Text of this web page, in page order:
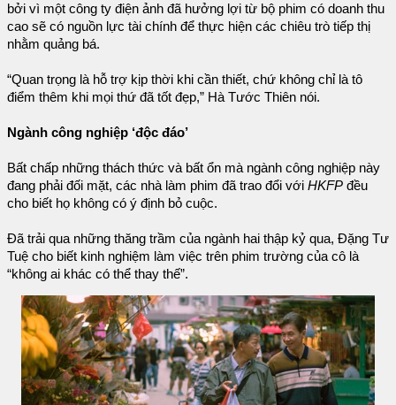
bởi vì một công ty điện ảnh đã hưởng lợi từ bộ phim có doanh thu
cao sẽ có nguồn lực tài chính để thực hiện các chiêu trò tiếp thị
nhằm quảng bá.
“Quan trọng là hỗ trợ kịp thời khi cần thiết, chứ không chỉ là tô
điểm thêm khi mọi thứ đã tốt đẹp,” Hà Tước Thiên nói.
Ngành công nghiệp ‘độc đáo’
Bất chấp những thách thức và bất ổn mà ngành công nghiệp này
đang phải đối mặt, các nhà làm phim đã trao đổi với HKFP đều
cho biết họ không có ý định bỏ cuộc.
Đã trải qua những thăng trầm của ngành hai thập kỷ qua, Đặng Tư
Tuệ cho biết kinh nghiệm làm việc trên phim trường của cô là
“không ai khác có thể thay thế”.